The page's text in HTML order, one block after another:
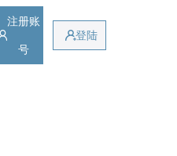
注册账
号
登陆